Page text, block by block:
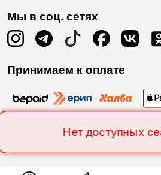
Нет доступных
Мы в соц. сетях
Принимаем к оплате